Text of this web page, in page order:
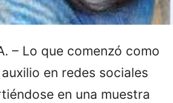
– Lo que comenzó como
en redes sociales
en una muestra